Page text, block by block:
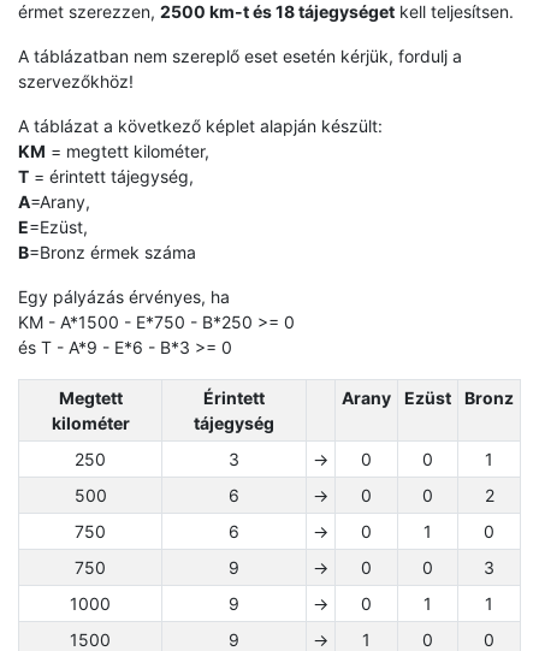
érmet szerezzen, 2500 km-t és 18 tájegységet kell teljesítsen.
A táblázatban nem szereplő eset esetén kérjük, fordulj a
szervezőkhöz!
A táblázat a következő képlet alapján készült:
KM = megtett kilométer,
T = érintett tájegység,
A=Arany,
E=Ezüst,
B=Bronz érmek száma
Egy pályázás érvényes, ha
KM - A*1500 - E*750 - B*250 >= 0
és T - A*9 - E*6 - B*3 >= 0
Megtett
kilométer
Érintett
tájegység
Arany Ezüst Bronz
250 3 → 0 0
1
500
6 → 0 0
2
750
6 → 0 1
0
750
9 → 0 0
3
1000
9 → 0 1
1
1500
9 → 1 0
0